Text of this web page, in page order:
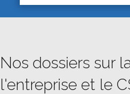
Nos dossiers sur
l'entreprise et le